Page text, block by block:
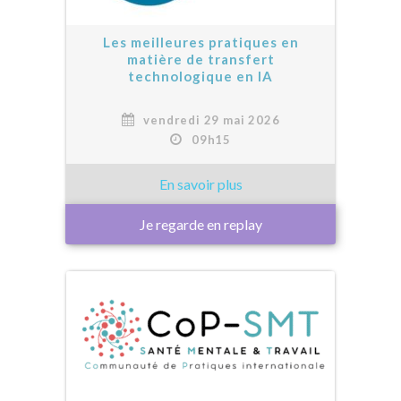
Les meilleures pratiques en
matière de transfert
technologique en IA
vendredi 29 mai 2026
09h15
Je regarde en replay